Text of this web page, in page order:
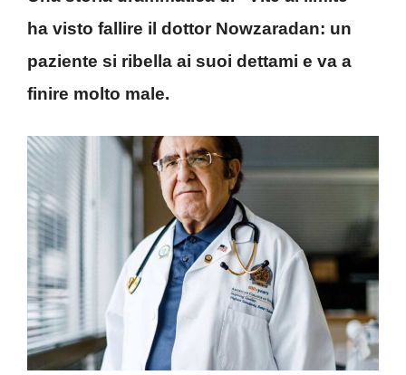
ha visto fallire il dottor Nowzaradan: un
paziente si ribella ai suoi dettami e va a
finire molto male.